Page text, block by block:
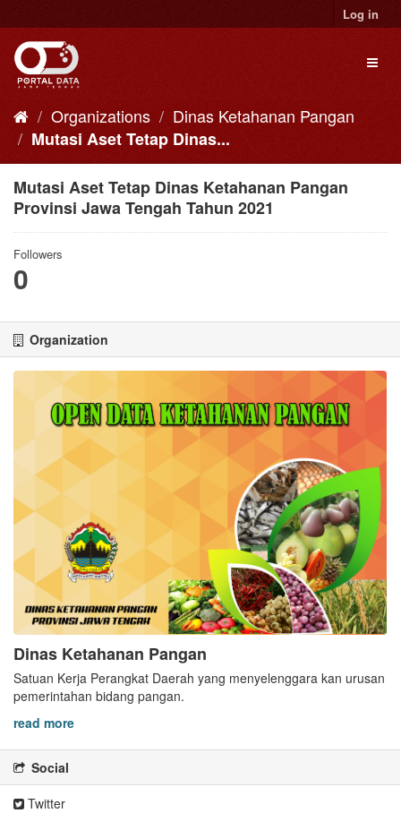
to
content
Log in
Organizations
Dinas Ketahanan Pangan
Mutasi Aset Tetap Dinas...
Mutasi Aset Tetap Dinas Ketahanan Pangan
Provinsi Jawa Tengah Tahun 2021
Followers
0
Organization
Dinas Ketahanan Pangan
Satuan Kerja Perangkat Daerah yang menyelenggara kan urusan
pemerintahan bidang pangan.
read more
Social
Twitter